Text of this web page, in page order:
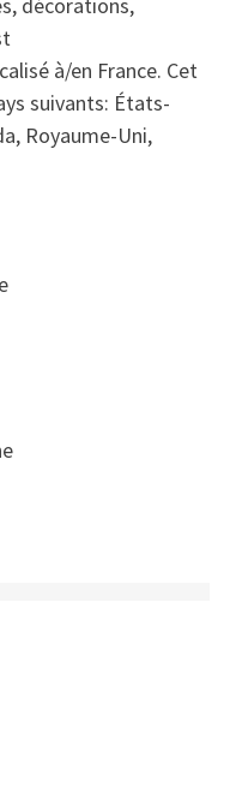
décorations,
à/en France. Cet
suivants: États-
Royaume-Uni,